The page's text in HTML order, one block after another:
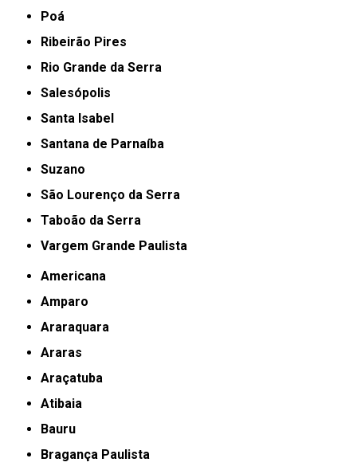
Poá
Ribeirão Pires
Rio Grande da Serra
Salesópolis
Santa Isabel
Santana de Parnaíba
Suzano
São Lourenço da Serra
Taboão da Serra
Vargem Grande Paulista
Americana
Amparo
Araraquara
Araras
Araçatuba
Atibaia
Bauru
Bragança Paulista